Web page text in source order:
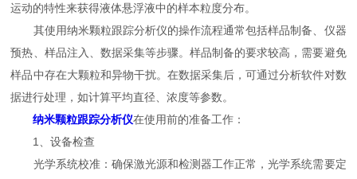
运动的特性来获得液体悬浮液中的样本粒度分布。
其使用纳米颗粒跟踪分析仪的操作流程通常包括样品制备、仪器
预热、样品注入、数据采集等步骤。样品制备的要求较高，需要避免
样品中存在大颗粒和异物干扰。在数据采集后，可通过分析软件对数
据进行处理，如计算平均直径、浓度等参数。
纳米颗粒跟踪分析仪在使用前的准备工作：
1、设备检查
光学系统校准：确保激光源和检测器工作正常，光学系统需要定